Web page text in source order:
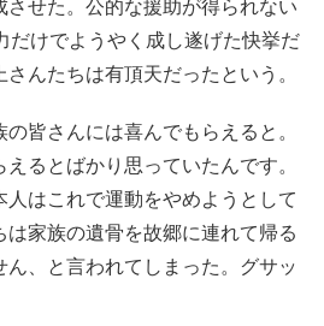
せた。公的な援助が得られない
だけでようやく成し遂げた快挙だ
んたちは有頂天だったという。
皆さんには喜んでもらえると。
るとばかり思っていたんです。
はこれで運動をやめようとして
家族の遺骨を故郷に連れて帰る
ん、と言われてしまった。グサッ